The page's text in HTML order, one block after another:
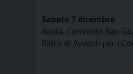
Sabato 7 dicembre
Aosta, Convento San
Ritiro di Avventi per i